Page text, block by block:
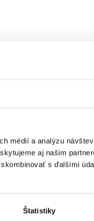
médií a analýzu
aj našim
s ďalšími
Štatistiky